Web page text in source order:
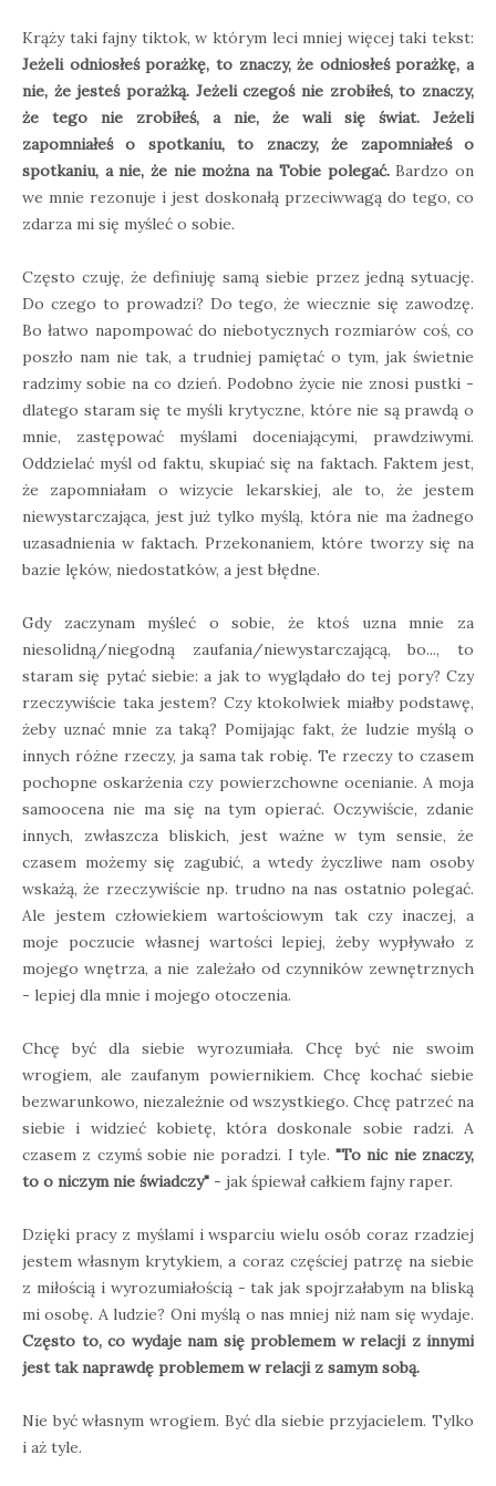
Krąży taki fajny tiktok, w którym leci mniej więcej taki tekst:
Jeżeli odniosłeś porażkę, to znaczy, że odniosłeś porażkę, a
nie, że jesteś porażką. Jeżeli czegoś nie zrobiłeś, to znaczy,
że tego nie zrobiłeś, a nie, że wali się świat. Jeżeli
zapomniałeś o spotkaniu, to znaczy, że zapomniałeś o
spotkaniu, a nie, że nie można na Tobie polegać.Bardzo on
we mnie rezonuje i jest doskonałą przeciwwagą do tego, co
zdarza mi się myśleć o sobie.
Często czuję, że definiuję samą siebie przez jedną sytuację.
Do czego to prowadzi? Do tego, że wiecznie się zawodzę.
Bo łatwo napompować do niebotycznych rozmiarów coś, co
poszło nam nie tak, a trudniej pamiętać o tym, jak świetnie
radzimy sobie na co dzień. Podobno życie nie znosi pustki -
dlatego staram się te myśli krytyczne, które nie są prawdą o
mnie, zastępować myślami doceniającymi, prawdziwymi.
Oddzielać myśl od faktu, skupiać się na faktach. Faktem jest,
że zapomniałam o wizycie lekarskiej, ale to, że jestem
niewystarczająca, jest już tylko myślą, która nie ma żadnego
uzasadnienia w faktach. Przekonaniem, które tworzy się na
bazie lęków, niedostatków, a jest błędne.
Gdy zaczynam myśleć o sobie, że ktoś uzna mnie za
niesolidną/niegodną zaufania/niewystarczającą, bo..., to
staram się pytać siebie: a jak to wyglądało do tej pory? Czy
rzeczywiście taka jestem? Czy ktokolwiek miałby podstawę,
żeby uznać mnie za taką? Pomijając fakt, że ludzie myślą o
innych różne rzeczy, ja sama tak robię. Te rzeczy to czasem
pochopne oskarżenia czy powierzchowne ocenianie. A moja
samoocena nie ma się na tym opierać. Oczywiście, zdanie
innych, zwłaszcza bliskich, jest ważne w tym sensie, że
czasem możemy się zagubić, a wtedy życzliwe nam osoby
wskażą, że rzeczywiście np. trudno na nas ostatnio polegać.
Ale jestem człowiekiem wartościowym tak czy inaczej, a
moje poczucie własnej wartości lepiej, żeby wypływało z
mojego wnętrza, a nie zależało od czynników zewnętrznych
- lepiej dla mnie i mojego otoczenia.
Chcę być dla siebie wyrozumiała. Chcę być nie swoim
wrogiem, ale zaufanym powiernikiem. Chcę kochać siebie
bezwarunkowo, niezależnie od wszystkiego. Chcę patrzeć na
siebie i widzieć kobietę, która doskonale sobie radzi. A
czasem z czymś sobie nie poradzi. I tyle."To nic nie znaczy,
to o niczym nie świadczy" - jak śpiewał całkiem fajny raper.
Dzięki pracy z myślami i wsparciu wielu osób coraz rzadziej
jestem własnym krytykiem, a coraz częściej patrzę na siebie
z miłością i wyrozumiałością - tak jak spojrzałabym na bliską
mi osobę. A ludzie? Oni myślą o nas mniej niż nam się wydaje.
Często to, co wydaje nam się problemem w relacji z innymi
jest tak naprawdę problemem w relacji z samym sobą.
Nie być własnym wrogiem. Być dla siebie przyjacielem. Tylko
i aż tyle.